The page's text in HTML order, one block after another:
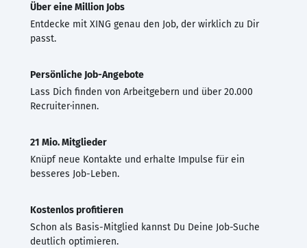
Über eine Million Jobs
Entdecke mit XING genau den Job, der wirklich zu Dir
passt.
Persönliche Job-Angebote
Lass Dich finden von Arbeitgebern und über 20.000
Recruiter·innen.
21 Mio. Mitglieder
Knüpf neue Kontakte und erhalte Impulse für ein
besseres Job-Leben.
Kostenlos profitieren
Schon als Basis-Mitglied kannst Du Deine Job-Suche
deutlich optimieren.